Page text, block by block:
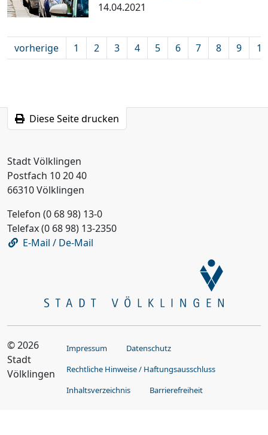
14.04.2021
vorherige 1 2 3 4 5 6 7 8 9 10
Diese Seite drucken
Stadt Völklingen
Postfach 10 20 40
66310 Völklingen
Telefon (0 68 98) 13-0
Telefax (0 68 98) 13-2350
E-Mail / De-Mail
© 2026
Stadt
Völklingen
Impressum
Datenschutz
Rechtliche Hinweise / Haftungsausschluss
Inhaltsverzeichnis
Barrierefreiheit